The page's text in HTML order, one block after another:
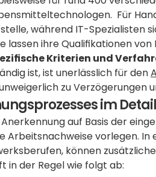
Für
während IT-Spezialisten
lassen ihre Qualifikationen
Kriterien und
ist, ist unerlässlich für den
zu Verzögerungen
im Detail
auf Basis der
Arbeitsnachweise vorlegen. In
können
in der Regel wie folgt ab: